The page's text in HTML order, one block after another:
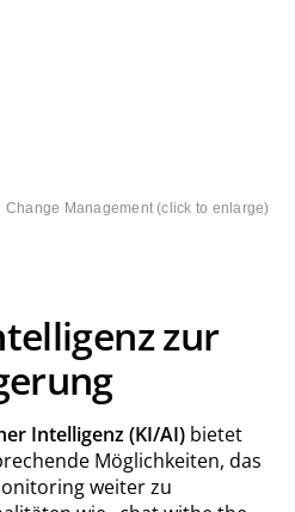
Change Management (click to enlarge)
zur
Intelligenz (KI/AI) bietet
Möglichkeiten, das
weiter zu